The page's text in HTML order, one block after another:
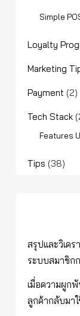
Simple
Loyalty
Marketing
Payment (2)
Tech Stack
Features
Tips (38)
สรุปและวิเคร
ระบบสมาชิก
เมื่อความผูก
ลูกค้ากลับมา